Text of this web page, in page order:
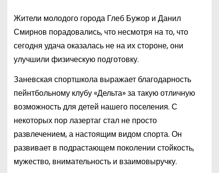
Жители молодого города Глеб Бужор и Данил
Смирнов порадовались, что несмотря на то, что
сегодня удача оказалась не на их стороне, они
улучшили физическую подготовку.
Заневская спортшкола выражает благодарность
пейнтбольному клубу «Дельта» за такую отличную
возможность для детей нашего поселения. С
некоторых пор лазертаг стал не просто
развлечением, а настоящим видом спорта. Он
развивает в подрастающем поколении стойкость,
мужество, внимательность и взаимовыручку.